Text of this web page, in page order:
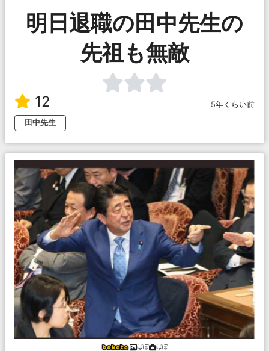
明日退職の田中先生の
先祖も無敵
12
5年くらい前
田中先生
ぱぽ ぱぽ